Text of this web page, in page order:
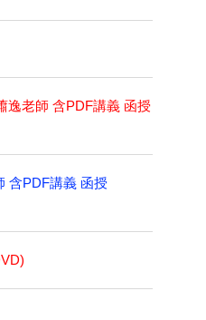
逸老師 含PDF講義 函授
含PDF講義 函授